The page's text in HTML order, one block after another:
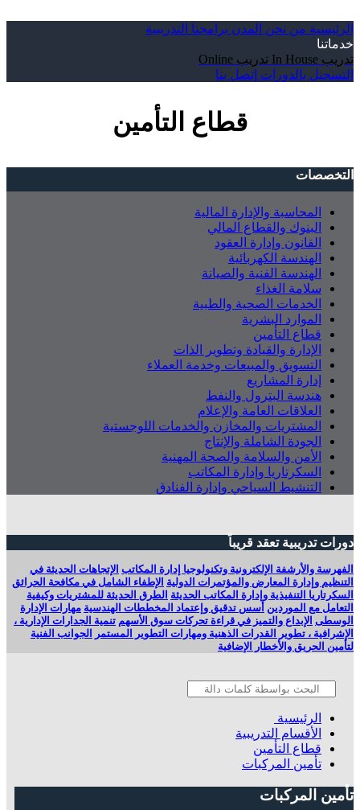
الرئيسية من نحن المدن برامجنا التدريبية
خدماتنا
تدريب In House
تدريب Online
التسجيل بالدورات إتصل بنا
قطاع التأمين
التخصصات
المحاسبة والإدارة المالية
البنوك والقطاع المالي
القانون وإدارة العقود
الهندسة الكهربائية
الهندسة الفنية والصيانة
سلامة الغذاء
الخدمات الصحية والطبية
الموارد البشرية
قطاع التأمين
الإدارة والقيادة وتطوير الذات
التسويق والمبيعات وخدمة العملاء
إدارة المشاريع
هندسة البترول والنفط
العلاقات العامة والإعلام
المشتريات والمخازن والخدمات اللوجستية
الجودة الشاملة والإنتاج
الأمن والسلامة والصحة المهنية
السكرتاريا وإدارة المكاتب
التنشيط السياحي وإدارة الفنادق
دورات تدريبية تعقد قريباً
الفهرسة والأرشفة الإلكترونية وتكنولوجيا إدارة المكاتب الإتجاهات الحديثة في
التنظيم وإدارة المعارض والمؤتمرات الدولية الإطفاء الشامل في مكافحة الحرائق
السكرتاريا التنفيذية وإدارة المكاتب الحديثة الطرق الحديثة للمشتريات وكيفية
التعامل مع الموردين أسس تدقيق وإعتماد المخططات الهندسية مهارات الإدارة
الوسطى الإبداع والتميز في قراءة تحركات سوق الأسهم تنمية الجدارات الإدارية ،
الإشرافية ، تطوير القدرات الذهنية ومهارات التطوير المستمر
الجوانب الفنية
لتأمين الحريق والأخطار الإضافية
الرئيسية
الأقسام التدريبية
قطاع التأمين
تأمين المركبات
تأمين المركبات